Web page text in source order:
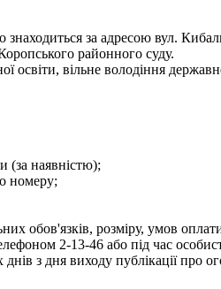
за адресою вул.
районного суду.
освіти, вільне володіння
(за наявністю);
номеру;
обов'язків, розміру, умов
2-13-46 або під час
з дня виходу публікації про